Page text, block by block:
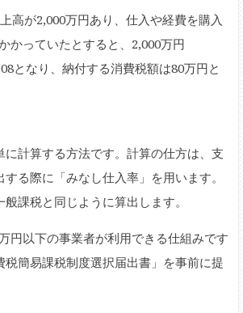
高が2,000万円あり、仕入や経費を購入
かっていたとすると、2,000万円
となり、納付する消費税額は80万円と
に計算する方法です。計算の仕方は、支
る際に「みなし仕入率」を用います。
課税と同じように算出します。
円以下の事業者が利用できる仕組みです
税簡易課税制度選択届出書」を事前に提